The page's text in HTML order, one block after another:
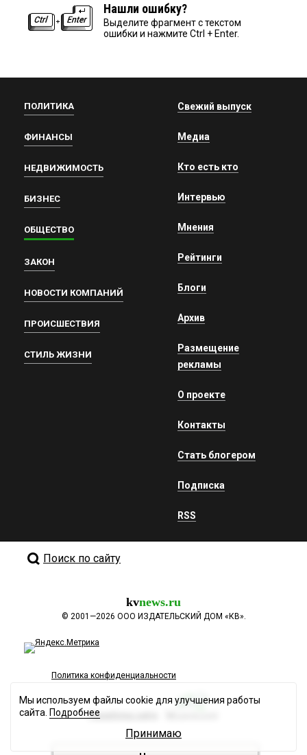
Нашли ошибку?
Выделите фрагмент с текстом
ошибки и нажмите Ctrl + Enter.
ПОЛИТИКА
ФИНАНСЫ
НЕДВИЖИМОСТЬ
БИЗНЕС
ОБЩЕСТВО
ЗАКОН
НОВОСТИ КОМПАНИЙ
ПРОИСШЕСТВИЯ
СТИЛЬ ЖИЗНИ
Свежий выпуск
Медиа
Кто есть кто
Интервью
Мнения
Рейтинги
Блоги
Архив
Размещение
рекламы
О проекте
Контакты
Стать блогером
Подписка
RSS
Поиск по сайту
kvnews.ru
© 2001—2026 ООО ИЗДАТЕЛЬСКИЙ ДОМ «КВ».
Политика конфиденциальности
Разработка сайта
Мы используем файлы cookie для улучшения работы
сайта. Подробнее
Принимаю